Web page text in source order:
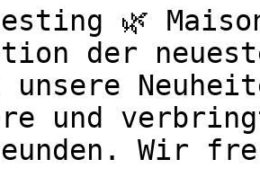
🌿
der
unsere
und
Wir